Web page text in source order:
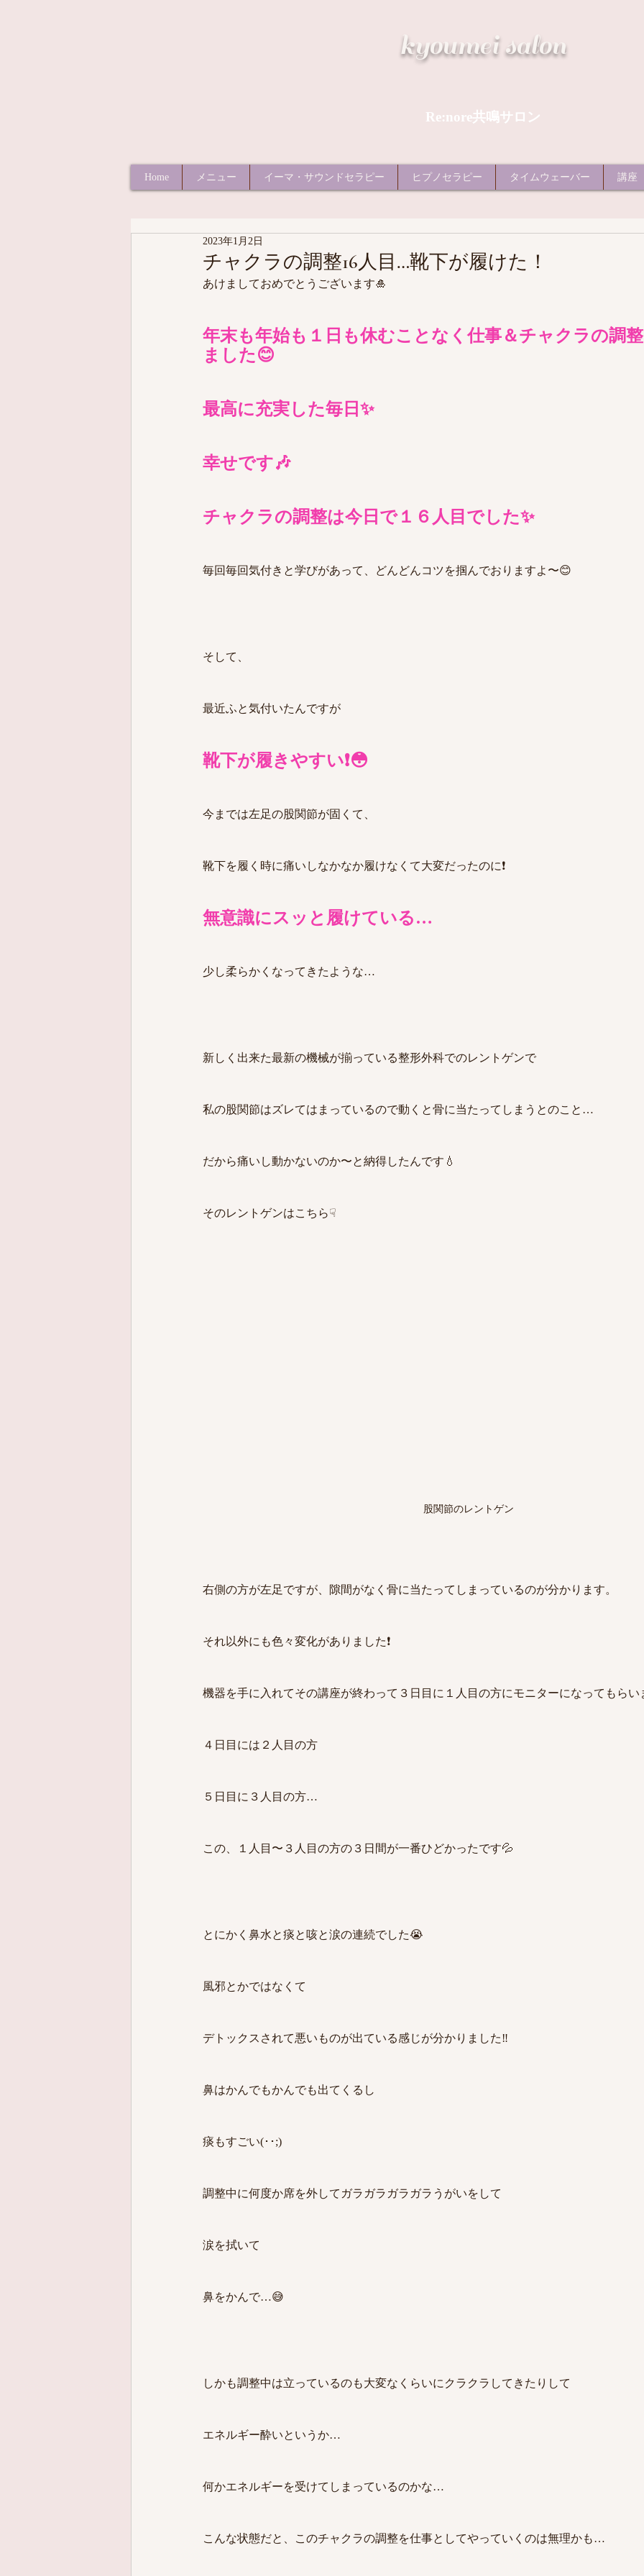
​kyoumei salon
Re:nore共鳴サロン
Home メニュー イーマ・サウンドセラピー ヒプノセラピー タイムウェーバー 講座
チャクラの調整16人目…靴下が履けた！
2023年1月2日
あけましておめでとうございます🎍
年末も年始も１日も休むことなく仕事＆チャクラの調
ました😊
最高に充実した毎日✨
幸せです🎶
チャクラの調整は今日で１６人目でした✨
毎回毎回気付きと学びがあって、どんどんコツを掴んでおりますよ〜😊
そして、
最近ふと気付いたんですが
靴下が履きやすい❗️😳
今までは左足の股関節が固くて、
靴下を履く時に痛いしなかなか履けなくて大変だったのに❗️
無意識にスッと履けている…
少し柔らかくなってきたような…
新しく出来た最新の機械が揃っている整形外科でのレントゲンで
私の股関節はズレてはまっているので動くと骨に当たってしまうとのこと…
だから痛いし動かないのか〜と納得したんです💧
そのレントゲンはこちら☟
股関節のレントゲン
右側の方が左足ですが、隙間がなく骨に当たってしまっているのが分かります。
それ以外にも色々変化がありました❗️
機器を手に入れてその講座が終わって３日目に１人目の方にモニターになってもらい
４日目には２人目の方
５日目に３人目の方…
この、１人目〜３人目の方の３日間が一番ひどかったです💦
とにかく鼻水と痰と咳と涙の連続でした😭
風邪とかではなくて
デトックスされて悪いものが出ている感じが分かりました‼️
鼻はかんでもかんでも出てくるし
痰もすごい(･･;)
調整中に何度か席を外してガラガラガラガラうがいをして
涙を拭いて
鼻をかんで…😅
しかも調整中は立っているのも大変なくらいにクラクラしてきたりして
エネルギー酔いというか…
何かエネルギーを受けてしまっているのかな…
こんな状態だと、このチャクラの調整を仕事としてやっていくのは無理かも…